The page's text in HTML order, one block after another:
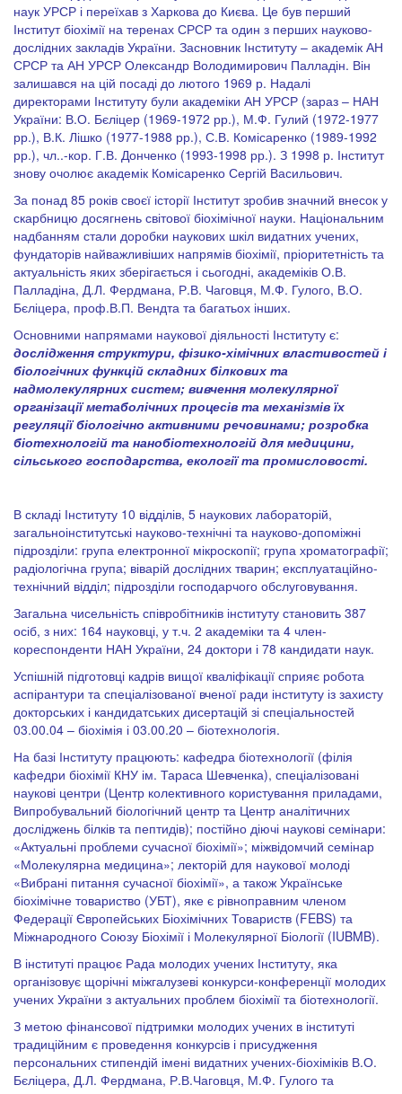
наук УРСР і переїхав з Харкова до Києва. Це був перший
Інститут біохімії на теренах СРСР та один з перших науково-
дослідних закладів України. Засновник Інституту – академік АН
СРСР та АН УРСР Олександр Володимирович Палладін. Він
залишався на цій посаді до лютого 1969 р. Надалі
директорами Інституту були академіки АН УРСР (зараз – НАН
України: В.О. Бєліцер (1969-1972 рр.), М.Ф. Гулий (1972-1977
рр.), В.К. Лішко (1977-1988 рр.), С.В. Комісаренко (1989-1992
рр.), чл..-кор. Г.В. Донченко (1993-1998 рр.). З 1998 р. Інститут
знову очолює академік Комісаренко Сергій Васильович.
За понад 85 років своєї історії Інститут зробив значний внесок у
скарбницю досягнень світової біохімічної науки. Національним
надбанням стали доробки наукових шкіл видатних учених,
фундаторів найважливіших напрямів біохімії, пріоритетність та
актуальність яких зберігається і сьогодні, академіків О.В.
Палладіна, Д.Л. Фердмана, Р.В. Чаговця, М.Ф. Гулого, В.О.
Бєліцера, проф.В.П. Вендта та багатьох інших.
Основними напрямами наукової діяльності Інституту є:
дослідження структури, фізико-хімічних властивостей і
біологічних функцій складних білкових та
надмолекулярних систем; вивчення молекулярної
організації метаболічних процесів та механізмів їх
регуляції біологічно активними речовинами; розробка
біотехнологій та нанобіотехнологій для медицини,
сільського господарства, екології та промисловості.
В складі Інституту 10 відділів, 5 наукових лабораторій,
загальноінститутські науково-технічні та науково-допоміжні
підрозділи: група електронної мікроскопії; група хроматографії;
радіологічна група; віварій дослідних тварин; експлуатаційно-
технічний відділ; підрозділи господарчого обслуговування.
Загальна чисельність співробітників інституту становить 387
осіб, з них: 164 науковці, у т.ч. 2 академіки та 4 член-
кореспонденти НАН України, 24 доктори і 78 кандидати наук.
Успішній підготовці кадрів вищої кваліфікації сприяє робота
аспірантури та спеціалізованої вченої ради інституту із захисту
докторських і кандидатських дисертацій зі спеціальностей
03.00.04 – біохімія і 03.00.20 – біотехнологія.
На базі Інституту працюють: кафедра біотехнології (філія
кафедри біохімії КНУ ім. Тараса Шевченка), спеціалізовані
наукові центри (Центр колективного користування приладами,
Випробувальний біологічний центр та Центр аналітичних
досліджень білків та пептидів); постійно діючі наукові семінари:
«Актуальні проблеми сучасної біохімії»; міжвідомчий семінар
«Молекулярна медицина»; лекторій для наукової молоді
«Вибрані питання сучасної біохімії», а також Українське
біохімічне товариство (УБТ), яке є рівноправним членом
Федерації Європейських Біохімічних Товариств (FEBS) та
Міжнародного Союзу Біохімії і Молекулярної Біології (IUBMB).
В інституті працює Рада молодих учених Інституту, яка
організовує щорічні міжгалузеві конкурси-конференції молодих
учених України з актуальних проблем біохімії та біотехнології.
З метою фінансової підтримки молодих учених в інституті
традиційним є проведення конкурсів і присудження
персональних стипендій імені видатних учених-біохіміків В.О.
Бєліцера, Д.Л. Фердмана, Р.В.Чаговця, М.Ф. Гулого та